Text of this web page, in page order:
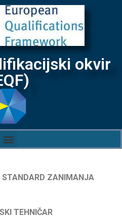
okvir
STANDARD ZANIMANJA
TEHNIČAR